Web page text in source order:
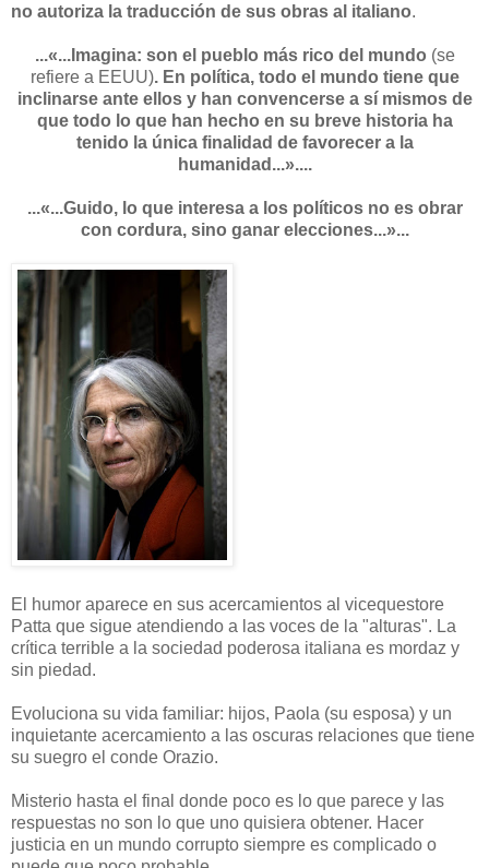
no autoriza la traducción de sus obras al italiano.
...«...Imagina: son el pueblo más rico del mundo (se
refiere a EEUU). En política, todo el mundo tiene que
inclinarse ante ellos y han convencerse a sí mismos de
que todo lo que han hecho en su breve historia ha
tenido la única finalidad de favorecer a la
humanidad...»....
...«...Guido, lo que interesa a los políticos no es obrar
con cordura, sino ganar elecciones...»...
El humor aparece en sus acercamientos al vicequestore
Patta que sigue atendiendo a las voces de la "alturas". La
crítica terrible a la sociedad poderosa italiana es mordaz y
sin piedad.
Evoluciona su vida familiar: hijos, Paola (su esposa) y un
inquietante acercamiento a las oscuras relaciones que tiene
su suegro el conde Orazio.
Misterio hasta el final donde poco es lo que parece y las
respuestas no son lo que uno quisiera obtener. Hacer
justicia en un mundo corrupto siempre es complicado o